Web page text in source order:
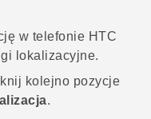
w telefonie HTC
lokalizacyjne.
kolejno pozycje
.